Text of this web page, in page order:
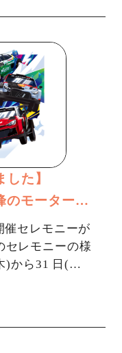
した】
のモータース
」のオープ
名古屋で開
催セレモニーが
セレモニーの様
から31 日(日)